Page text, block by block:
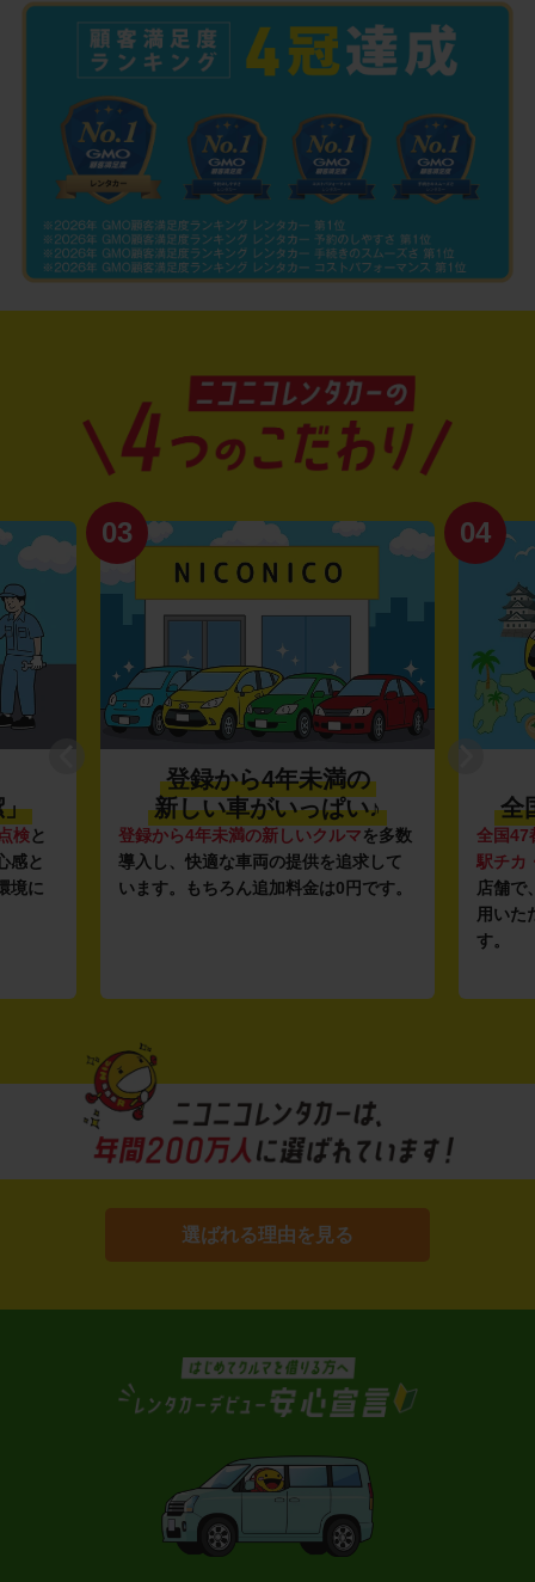
」
検と
感と
境に
03
登録から4年未満の
新しい車がいっぱい♪
登録から4年未満の新しいクルマを多数
導入し、快適な車両の提供を追求して
います。もちろん追加料金は0円です。
04
全
全国47
駅チカ
店舗で
用いた
す。
選ばれる理由を見る